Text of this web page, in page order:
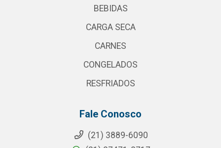
BEBIDAS
CARGA SECA
CARNES
CONGELADOS
RESFRIADOS
Fale Conosco
(21) 3889-6090